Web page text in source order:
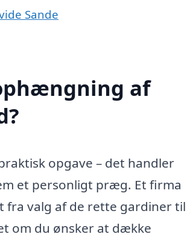
Sande
af
opgave – det handler
et personligt præg. Et firma
fra valg af de rette gardiner til
om du ønsker at dække